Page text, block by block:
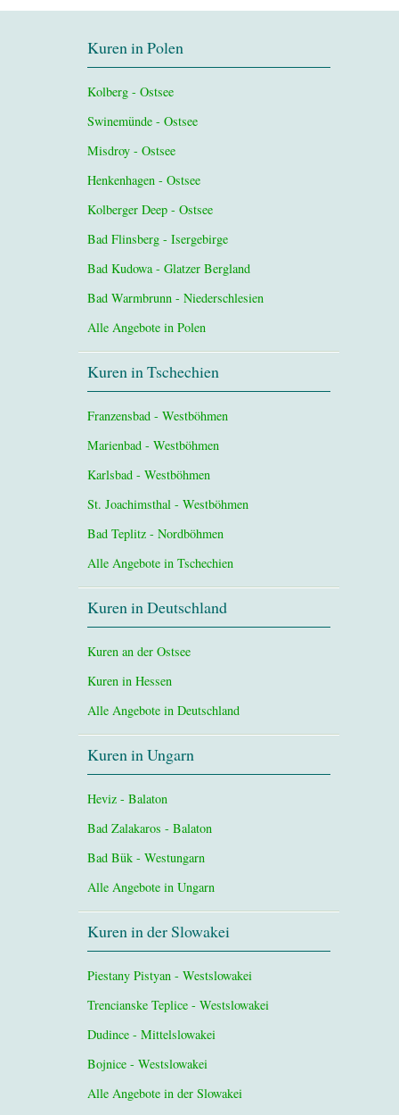
Kuren in Polen
Kolberg - Ostsee
Swinemünde - Ostsee
Misdroy - Ostsee
Henkenhagen - Ostsee
Kolberger Deep - Ostsee
Bad Flinsberg - Isergebirge
Bad Kudowa - Glatzer Bergland
Bad Warmbrunn - Niederschlesien
Alle Angebote in Polen
Kuren in Tschechien
Franzensbad - Westböhmen
Marienbad - Westböhmen
Karlsbad - Westböhmen
St. Joachimsthal - Westböhmen
Bad Teplitz - Nordböhmen
Alle Angebote in Tschechien
Kuren in Deutschland
Kuren an der Ostsee
Kuren in Hessen
Alle Angebote in Deutschland
Kuren in Ungarn
Heviz - Balaton
Bad Zalakaros - Balaton
Bad Bük - Westungarn
Alle Angebote in Ungarn
Kuren in der Slowakei
Piestany Pistyan - Westslowakei
Trencianske Teplice - Westslowakei
Dudince - Mittelslowakei
Bojnice - Westslowakei
Alle Angebote in der Slowakei